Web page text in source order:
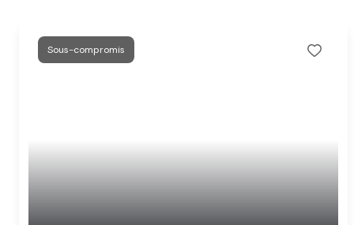
Sous-compromis